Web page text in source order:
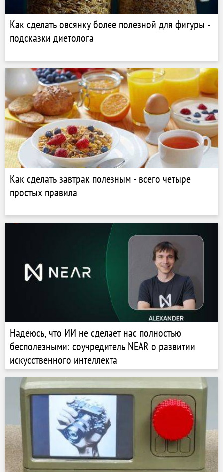
Как сделать овсянку более полезной для фигуры -
подсказки диетолога
Как сделать завтрак полезным - всего четыре
простых правила
Надеюсь, что ИИ не сделает нас полностью
бесполезными: соучредитель NEAR о развитии
искусственного интеллекта